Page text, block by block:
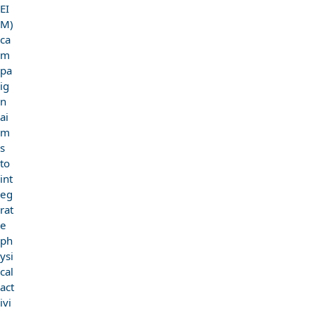
EI
M)
ca
m
pa
ig
n
ai
m
s
to
int
eg
rat
e
ph
ysi
cal
act
ivi